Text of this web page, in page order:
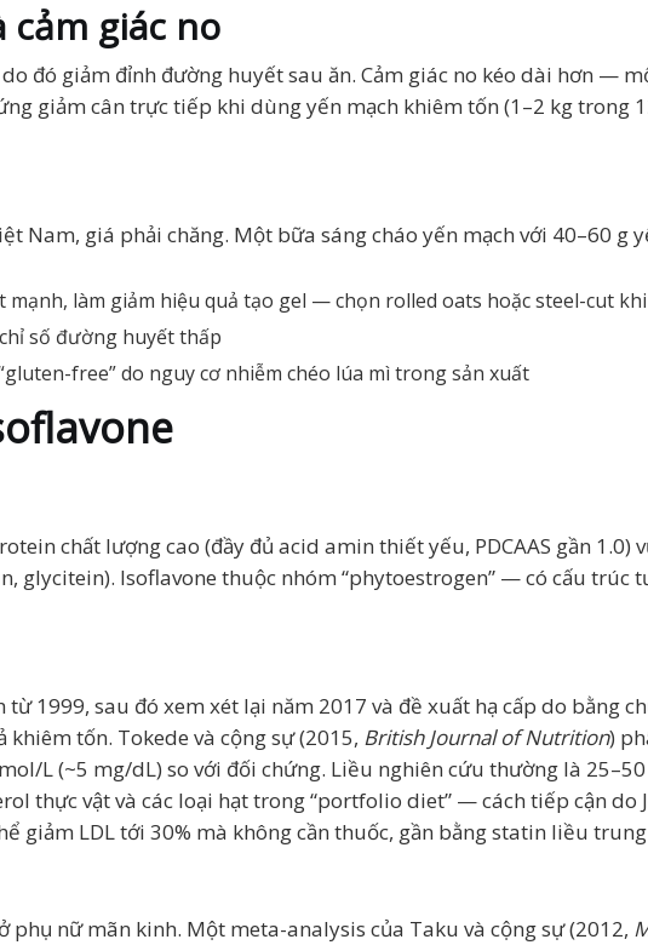
cảm giác no
đó giảm đỉnh đường huyết sau ăn. Cảm giác no kéo dài hơn —
giảm cân trực tiếp khi dùng yến mạch khiêm tốn (1–2 kg trong
Nam, giá phải chăng. Một bữa sáng cháo yến mạch với 40–60 g
mạnh, làm giảm hiệu quả tạo gel — chọn rolled oats hoặc steel-cut
số đường huyết thấp
free” do nguy cơ nhiễm chéo lúa mì trong sản xuất
chất lượng cao (đầy đủ acid amin thiết yếu, PDCAAS gần 1.0)
glycitein). Isoflavone thuộc nhóm “phytoestrogen” — có cấu trúc
1999, sau đó xem xét lại năm 2017 và đề xuất hạ cấp do bằng
tốn. Tokede và cộng sự (2015, British Journal of Nutrition)
L (~5 mg/dL) so với đối chứng. Liều nghiên cứu thường là
thực vật và các loại hạt trong “portfolio diet” — cách tiếp cận do
giảm LDL tới 30% mà không cần thuốc, gần bằng statin liều
phụ nữ mãn kinh. Một meta-analysis của Taku và cộng sự (2012,